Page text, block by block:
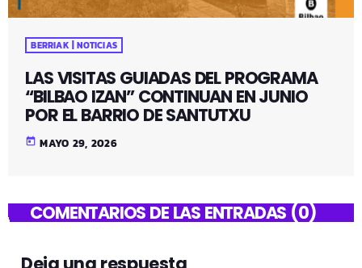
BERRIAK | NOTICIAS
LAS VISITAS GUIADAS DEL PROGRAMA
“BILBAO IZAN” CONTINUAN EN JUNIO
POR EL BARRIO DE SANTUTXU
today MAYO 29, 2026
COMENTARIOS DE LAS ENTRADAS (0)